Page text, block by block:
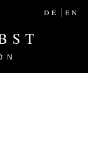
DE EN